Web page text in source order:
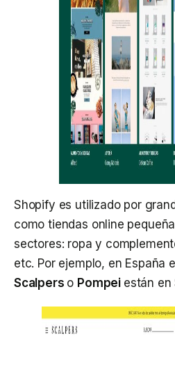
Shopify es utilizado por
como tiendas online
sectores: ropa y
etc. Por ejemplo, en España
Scalpers o Pompei están en